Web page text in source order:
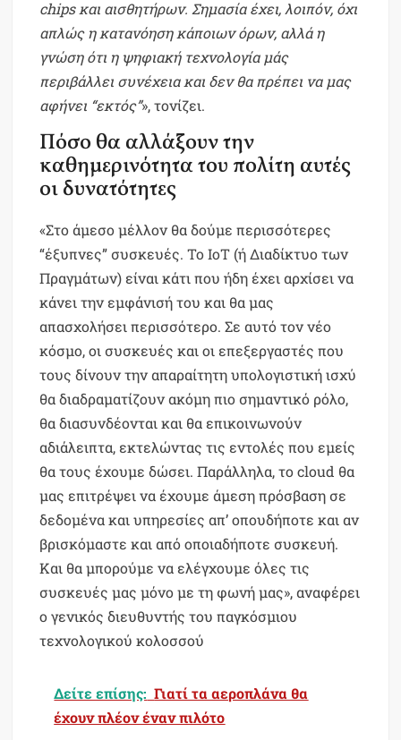
chips και αισθητήρων. Σημασία έχει, λοιπόν, όχι
απλώς η κατανόηση κάποιων όρων, αλλά η
γνώση ότι η ψηφιακή τεχνολογία μάς
περιβάλλει συνέχεια και δεν θα πρέπει να μας
αφήνει “εκτός”», τονίζει.
Πόσο θα αλλάξουν την
καθημερινότητα του πολίτη αυτές
οι δυνατότητες
«Στο άμεσο μέλλον θα δούμε περισσότερες
“έξυπνες” συσκευές. Το IoT (ή Διαδίκτυο των
Πραγμάτων) είναι κάτι που ήδη έχει αρχίσει να
κάνει την εμφάνισή του και θα μας
απασχολήσει περισσότερο. Σε αυτό τον νέο
κόσμο, οι συσκευές και οι επεξεργαστές που
τους δίνουν την απαραίτητη υπολογιστική ισχύ
θα διαδραματίζουν ακόμη πιο σημαντικό ρόλο,
θα διασυνδέονται και θα επικοινωνούν
αδιάλειπτα, εκτελώντας τις εντολές που εμείς
θα τους έχουμε δώσει. Παράλληλα, το cloud θα
μας επιτρέψει να έχουμε άμεση πρόσβαση σε
δεδομένα και υπηρεσίες απ’ οπουδήποτε και αν
βρισκόμαστε και από οποιαδήποτε συσκευή.
Και θα μπορούμε να ελέγχουμε όλες τις
συσκευές μας μόνο με τη φωνή μας», αναφέρει
ο γενικός διευθυντής του παγκόσμιου
τεχνολογικού κολοσσού
Δείτε επίσης: Γιατί τα αεροπλάνα θα
έχουν πλέον έναν πιλότο